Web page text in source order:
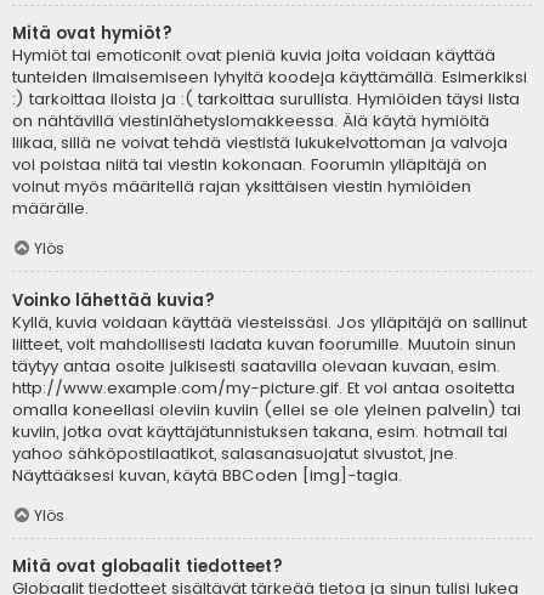
Mitä ovat hymiöt?
Hymiöt tai emoticonit ovat pieniä kuvia joita voidaan käyttää
tunteiden ilmaisemiseen lyhyitä koodeja käyttämällä. Esimerkiksi
:) tarkoittaa iloista ja :( tarkoittaa surullista. Hymiöiden täysi lista
on nähtävillä viestinlähetyslomakkeessa. Älä käytä hymiöitä
liikaa, sillä ne voivat tehdä viestistä lukukelvottoman ja valvoja
voi poistaa niitä tai viestin kokonaan. Foorumin ylläpitäjä on
voinut myös määritellä rajan yksittäisen viestin hymiöiden
määrälle.
Ylös
Voinko lähettää kuvia?
Kyllä, kuvia voidaan käyttää viesteissäsi. Jos ylläpitäjä on sallinut
liitteet, voit mahdollisesti ladata kuvan foorumille. Muutoin sinun
täytyy antaa osoite julkisesti saatavilla olevaan kuvaan, esim.
http://www.example.com/my-picture.gif. Et voi antaa osoitetta
omalla koneellasi oleviin kuviin (ellei se ole yleinen palvelin) tai
kuviin, jotka ovat käyttäjätunnistuksen takana, esim. hotmail tai
yahoo sähköpostilaatikot, salasanasuojatut sivustot, jne.
Näyttääksesi kuvan, käytä BBCoden [img]-tagia.
Ylös
Mitä ovat globaalit tiedotteet?
Globaalit tiedotteet sisältävät tärkeää tietoa ja sinun tulisi lukea